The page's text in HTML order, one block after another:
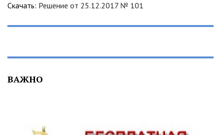
Скачать: Решение от 25.12.2017 № 101
ВАЖНО